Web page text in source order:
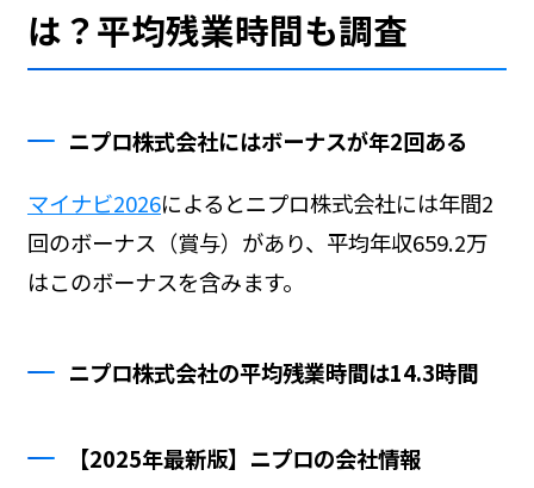
は？平均残業時間も調査
ニプロ株式会社にはボーナスが年2回ある
マイナビ2026によるとニプロ株式会社には年間2
回のボーナス（賞与）があり、平均年収659.2万
はこのボーナスを含みます。
ニプロ株式会社の平均残業時間は14.3時間
【2025年最新版】ニプロの会社情報